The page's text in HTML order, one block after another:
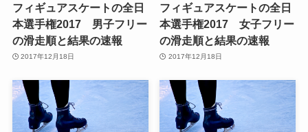
フィギュアスケートの全日
本選手権2017 男子フリー
の滑走順と結果の速報
2017年12月18日
フィギュアスケートの全日
本選手権2017 女子フリー
の滑走順と結果の速報
2017年12月18日